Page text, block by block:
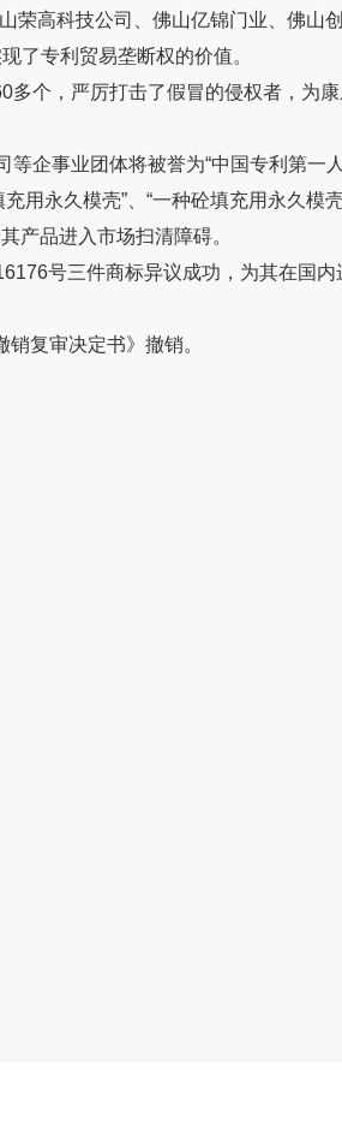
荣高科技公司、佛山亿锦门业、佛山
了专利贸易垄断权的价值。
个，严厉打击了假冒的侵权者，为
企事业团体将被誉为“中国专利第一
用永久模壳”、“一种砼填充用永久模
产品进入市场扫清障碍。
号三件商标异议成功，为其在国
复审决定书》撤销。